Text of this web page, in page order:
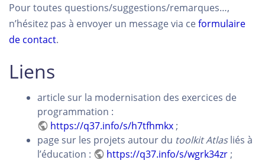
Pour toutes questions/suggestions/remarques…,
n’hésitez pas à envoyer un message via ceformulaire
de contact.
Liens
article sur la modernisation des exercices de
programmation :
https://q37.info/s/h7tfhmkx ;
page sur les projets autour du toolkitAtlasliés à
l’éducation :
https://q37.info/s/wgrk34zr ;